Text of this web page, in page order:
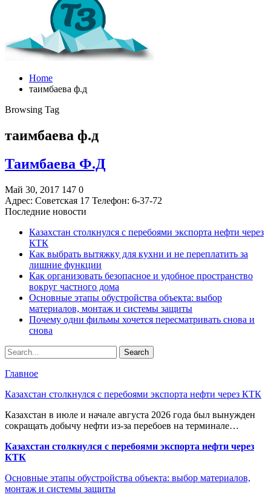
Home
таимбаева ф.д
Browsing Tag
таимбаева ф.д
Таимбаева Ф.Д
Май 30, 2017 147 0
Адрес: Советская 17 Телефон: 6-37-72
Последние новости
Казахстан столкнулся с перебоями экспорта нефти через
КТК
Как выбрать вытяжку для кухни и не переплатить за
лишние функции
Как организовать безопасное и удобное пространство
вокруг частного дома
Основные этапы обустройства объекта: выбор
материалов, монтаж и системы защиты
Почему одни фильмы хочется пересматривать снова и
снова
Главное
Казахстан столкнулся с перебоями экспорта нефти через КТК
Казахстан в июле и начале августа 2026 года был вынужден
сокращать добычу нефти из-за перебоев на терминале…
Казахстан столкнулся с перебоями экспорта нефти через
КТК
Основные этапы обустройства объекта: выбор материалов,
монтаж и системы защиты